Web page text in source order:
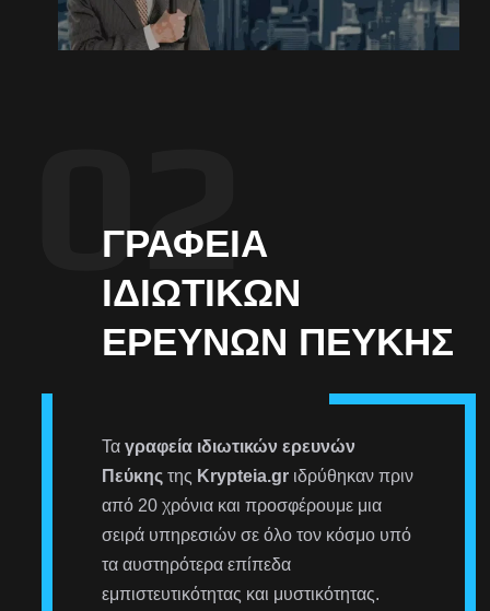
ΓΡΑΦΕΊΑ
ΙΔΙΩΤΙΚΏΝ
ΕΡΕΥΝΏΝ ΠΕΎΚΗΣ
Ταγραφεία ιδιωτικών ερευνών
Πεύκης της Krypteia.gr ιδρύθηκαν πριν
από 20 χρόνια και προσφέρουμε μια
σειρά υπηρεσιών σε όλο τον κόσμο υπό
τα αυστηρότερα επίπεδα
εμπιστευτικότητας και μυστικότητας.